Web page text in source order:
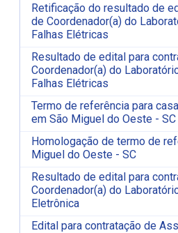
Retificação do resultado de
de Coordenador(a) do
Falhas Elétricas
Resultado de edital para
Coordenador(a) do
Falhas Elétricas
Termo de referência para
em São Miguel do Oeste - SC
Homologação de termo de
Miguel do Oeste - SC
Resultado de edital para
Coordenador(a) do
Eletrônica
Edital para contratação de